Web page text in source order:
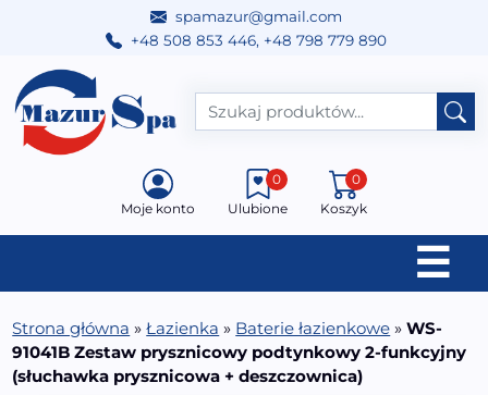
spamazur@gmail.com
+48 508 853 446, +48 798 779 890
Przejdź do treści
Main Navigation
Moje konto Ulubione
0
Koszyk
0
☰
Strona główna »Łazienka » Baterie łazienkowe »WS-
91041B Zestaw prysznicowy podtynkowy 2-funkcyjny
(słuchawka prysznicowa + deszczownica)